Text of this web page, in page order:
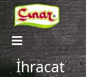
İhracat